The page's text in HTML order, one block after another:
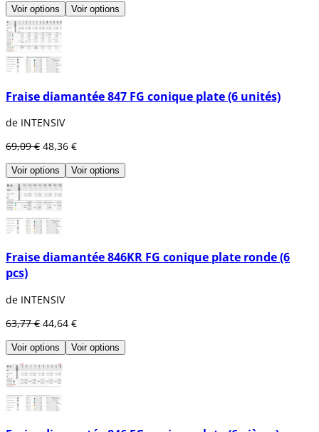
Voir options Voir options
Fraise diamantée 847 FG conique plate (6 unités)
de INTENSIV
69,09 € 48,36 €
Voir options Voir options
Fraise diamantée 846KR FG conique plate ronde (6
pcs)
de INTENSIV
63,77 € 44,64 €
Voir options Voir options